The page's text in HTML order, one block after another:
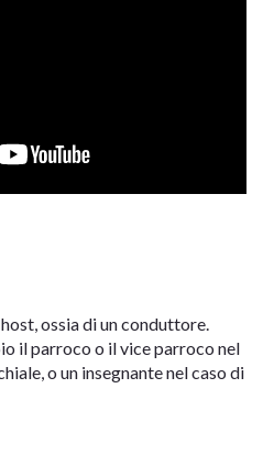
ossia di un conduttore.
il parroco o il vice parroco nel
o un insegnante nel caso di